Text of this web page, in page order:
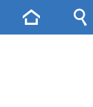
Strona